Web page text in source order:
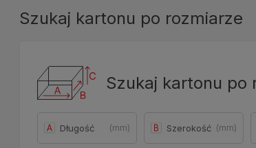
Szukaj kartonu po rozmiarze
Szukaj kartonu po
(mm) (mm)